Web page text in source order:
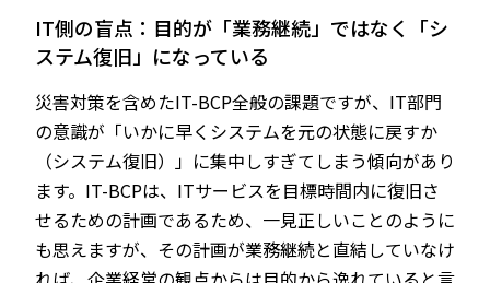
IT側の盲点：目的が「業務継続」ではなく「シ
ステム復旧」になっている
災害対策を含めたIT-BCP全般の課題ですが、IT部門
の意識が「いかに早くシステムを元の状態に戻すか
（システム復旧）」に集中しすぎてしまう傾向があり
ます。IT-BCPは、ITサービスを目標時間内に復旧さ
せるための計画であるため、一見正しいことのように
も思えますが、その計画が業務継続と直結していなけ